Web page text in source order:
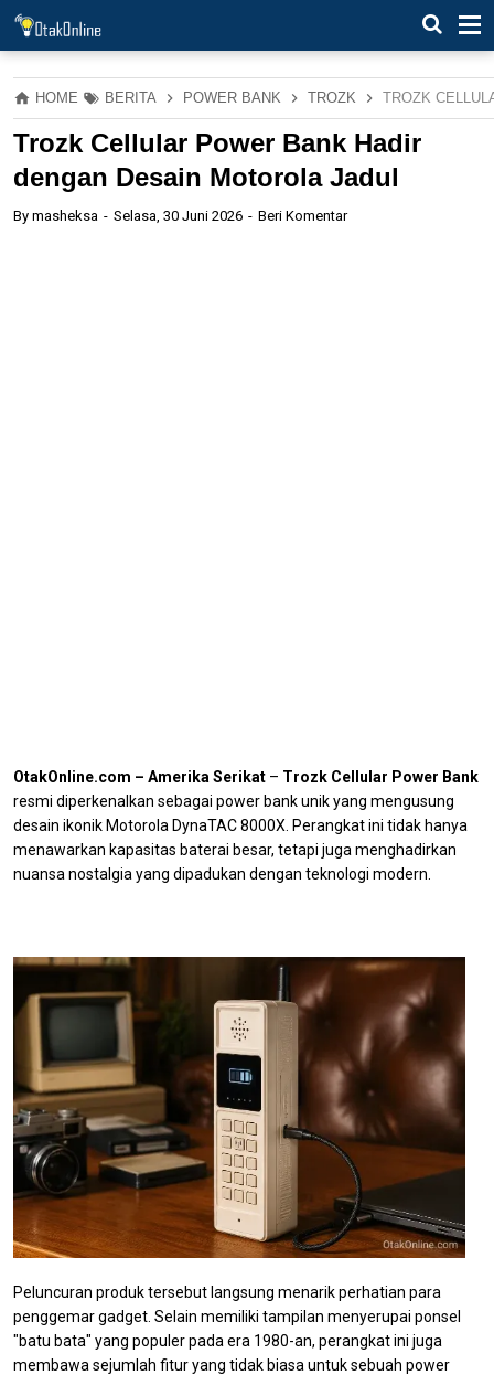
HOME BERITA POWER BANK TROZK TROZK
Trozk Cellular Power Bank Hadir
dengan Desain Motorola Jadul
By masheksa Selasa, 30 Juni 2026 Beri Komentar
OtakOnline.com – Amerika Serikat – Trozk Cellular Power Bank
resmi diperkenalkan sebagai power bank unik yang mengusung
desain ikonik Motorola DynaTAC 8000X. Perangkat ini tidak hanya
menawarkan kapasitas baterai besar, tetapi juga menghadirkan
nuansa nostalgia yang dipadukan dengan teknologi modern.
Peluncuran produk tersebut langsung menarik perhatian para
penggemar gadget. Selain memiliki tampilan menyerupai ponsel
"batu bata" yang populer pada era 1980-an, perangkat ini juga
membawa sejumlah fitur yang tidak biasa untuk sebuah power